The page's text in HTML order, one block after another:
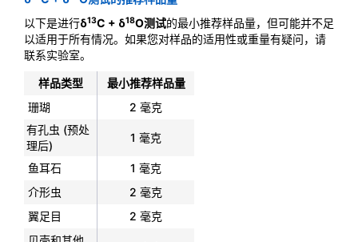
以下是进行δ13C + δ18O测试的最小推荐样品量，但可能并不足
以适用于所有情况。如果您对样品的适用性或重量有疑问，请
联系实验室。
样品类型
最小推荐样品量
珊瑚
2 毫克
有孔虫 (预处
理后)
1 毫克
鱼耳石
1 毫克
介形虫
2 毫克
翼足目
2 毫克